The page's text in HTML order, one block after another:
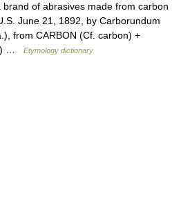
of abrasives made from carbon
June 21, 1892, by Carborundum
from CARBON (Cf. carbon) +
…
Etymology dictionary